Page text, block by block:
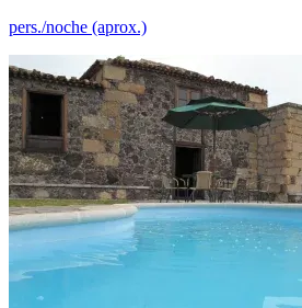
pers./noche (aprox.)